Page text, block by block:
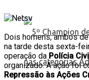
Dois homens, ambos
na tarde desta sexta-
operação da Polícia
organizado. A ação foi
Repressão às Ações